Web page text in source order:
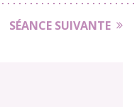
SÉANCE SUIVANTE